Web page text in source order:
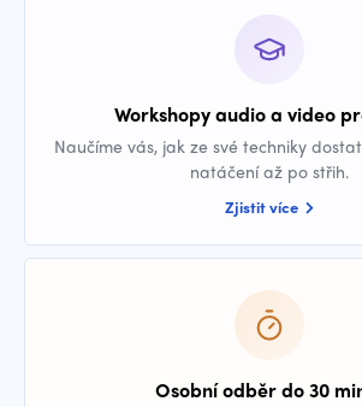
Workshopy audio a video
Naučíme vás, jak ze své techniky
natáčení až po střih.
Zjistit více
Osobní odběr do 30